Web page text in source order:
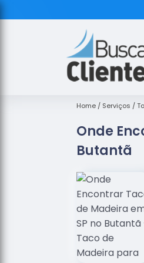
Home Serviços
Onde
Butantã